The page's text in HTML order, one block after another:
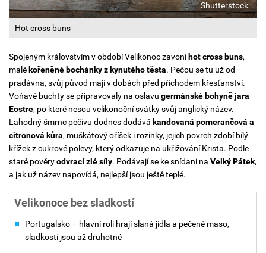
Hot cross buns
Shutterstock
Spojeným královstvím v období Velikonoc zavoní hot cross buns,
malé kořeněné bochánky z kynutého těsta. Pečou se tu už od
pradávna, svůj původ mají v dobách před příchodem křesťanství.
Voňavé buchty se připravovaly na oslavu germánské bohyně jara
Eostre, po které nesou velikonoční svátky svůj anglický název.
Lahodný šmrnc pečivu dodnes dodává kandovaná pomerančová a
citronová kůra, muškátový oříšek i rozinky, jejich povrch zdobí bílý
křížek z cukrové polevy, který odkazuje na ukřižování Krista. Podle
staré pověryodvrací zlé síly. Podávají se ke snídani na Velký Pátek,
a jak už název napovídá, nejlepší jsou ještě teplé.
Velikonoce bez sladkostí
Portugalsko – hlavní roli hrají slaná jídla a pečené maso,
sladkosti jsou až druhotné